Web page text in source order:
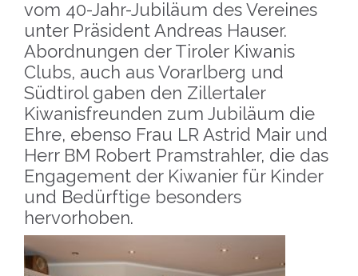
vom 40-Jahr-Jubiläum des Vereines
unter Präsident Andreas Hauser.
Abordnungen der Tiroler Kiwanis
Clubs, auch aus Vorarlberg und
Südtirol gaben den Zillertaler
Kiwanisfreunden zum Jubiläum die
Ehre, ebenso Frau LR Astrid Mair und
Herr BM Robert Pramstrahler, die das
Engagement der Kiwanier für Kinder
und Bedürftige besonders
hervorhoben.